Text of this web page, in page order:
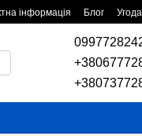
інформація Блог